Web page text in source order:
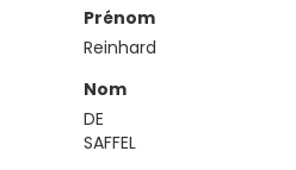
Prénom
Reinhard
Nom
DE
SAFFEL